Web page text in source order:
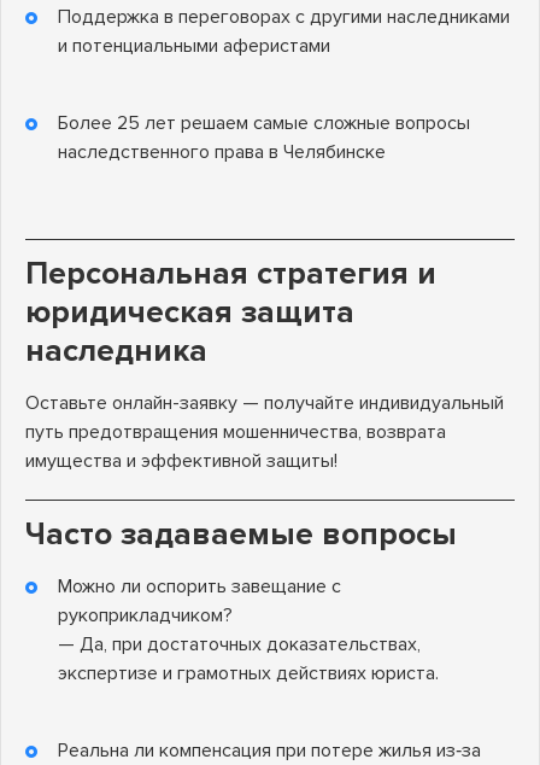
Поддержка в переговорах с другими наследниками
и потенциальными аферистами
Более 25 лет решаем самые сложные вопросы
наследственного права в Челябинске
Персональная стратегия и
юридическая защита
наследника
Оставьте онлайн-заявку — получайте индивидуальный
путь предотвращения мошенничества, возврата
имущества и эффективной защиты!
Часто задаваемые вопросы
Можно ли оспорить завещание с
рукоприкладчиком?
— Да, при достаточных доказательствах,
экспертизе и грамотных действиях юриста.
Реальна ли компенсация при потере жилья из‑за